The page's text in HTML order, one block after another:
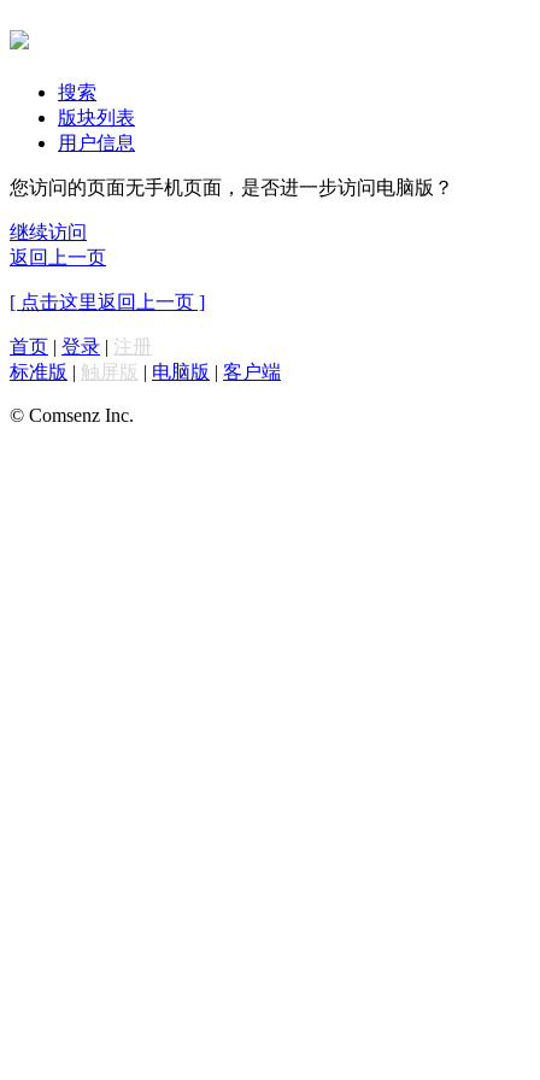
搜索
版块列表
用户信息
您访问的页面无手机页面，是否进一步访问电脑版？
继续访问
返回上一页
[ 点击这里返回上一页 ]
首页 | 登录 | 注册
标准版 | 触屏版 | 电脑版 | 客户端
© Comsenz Inc.